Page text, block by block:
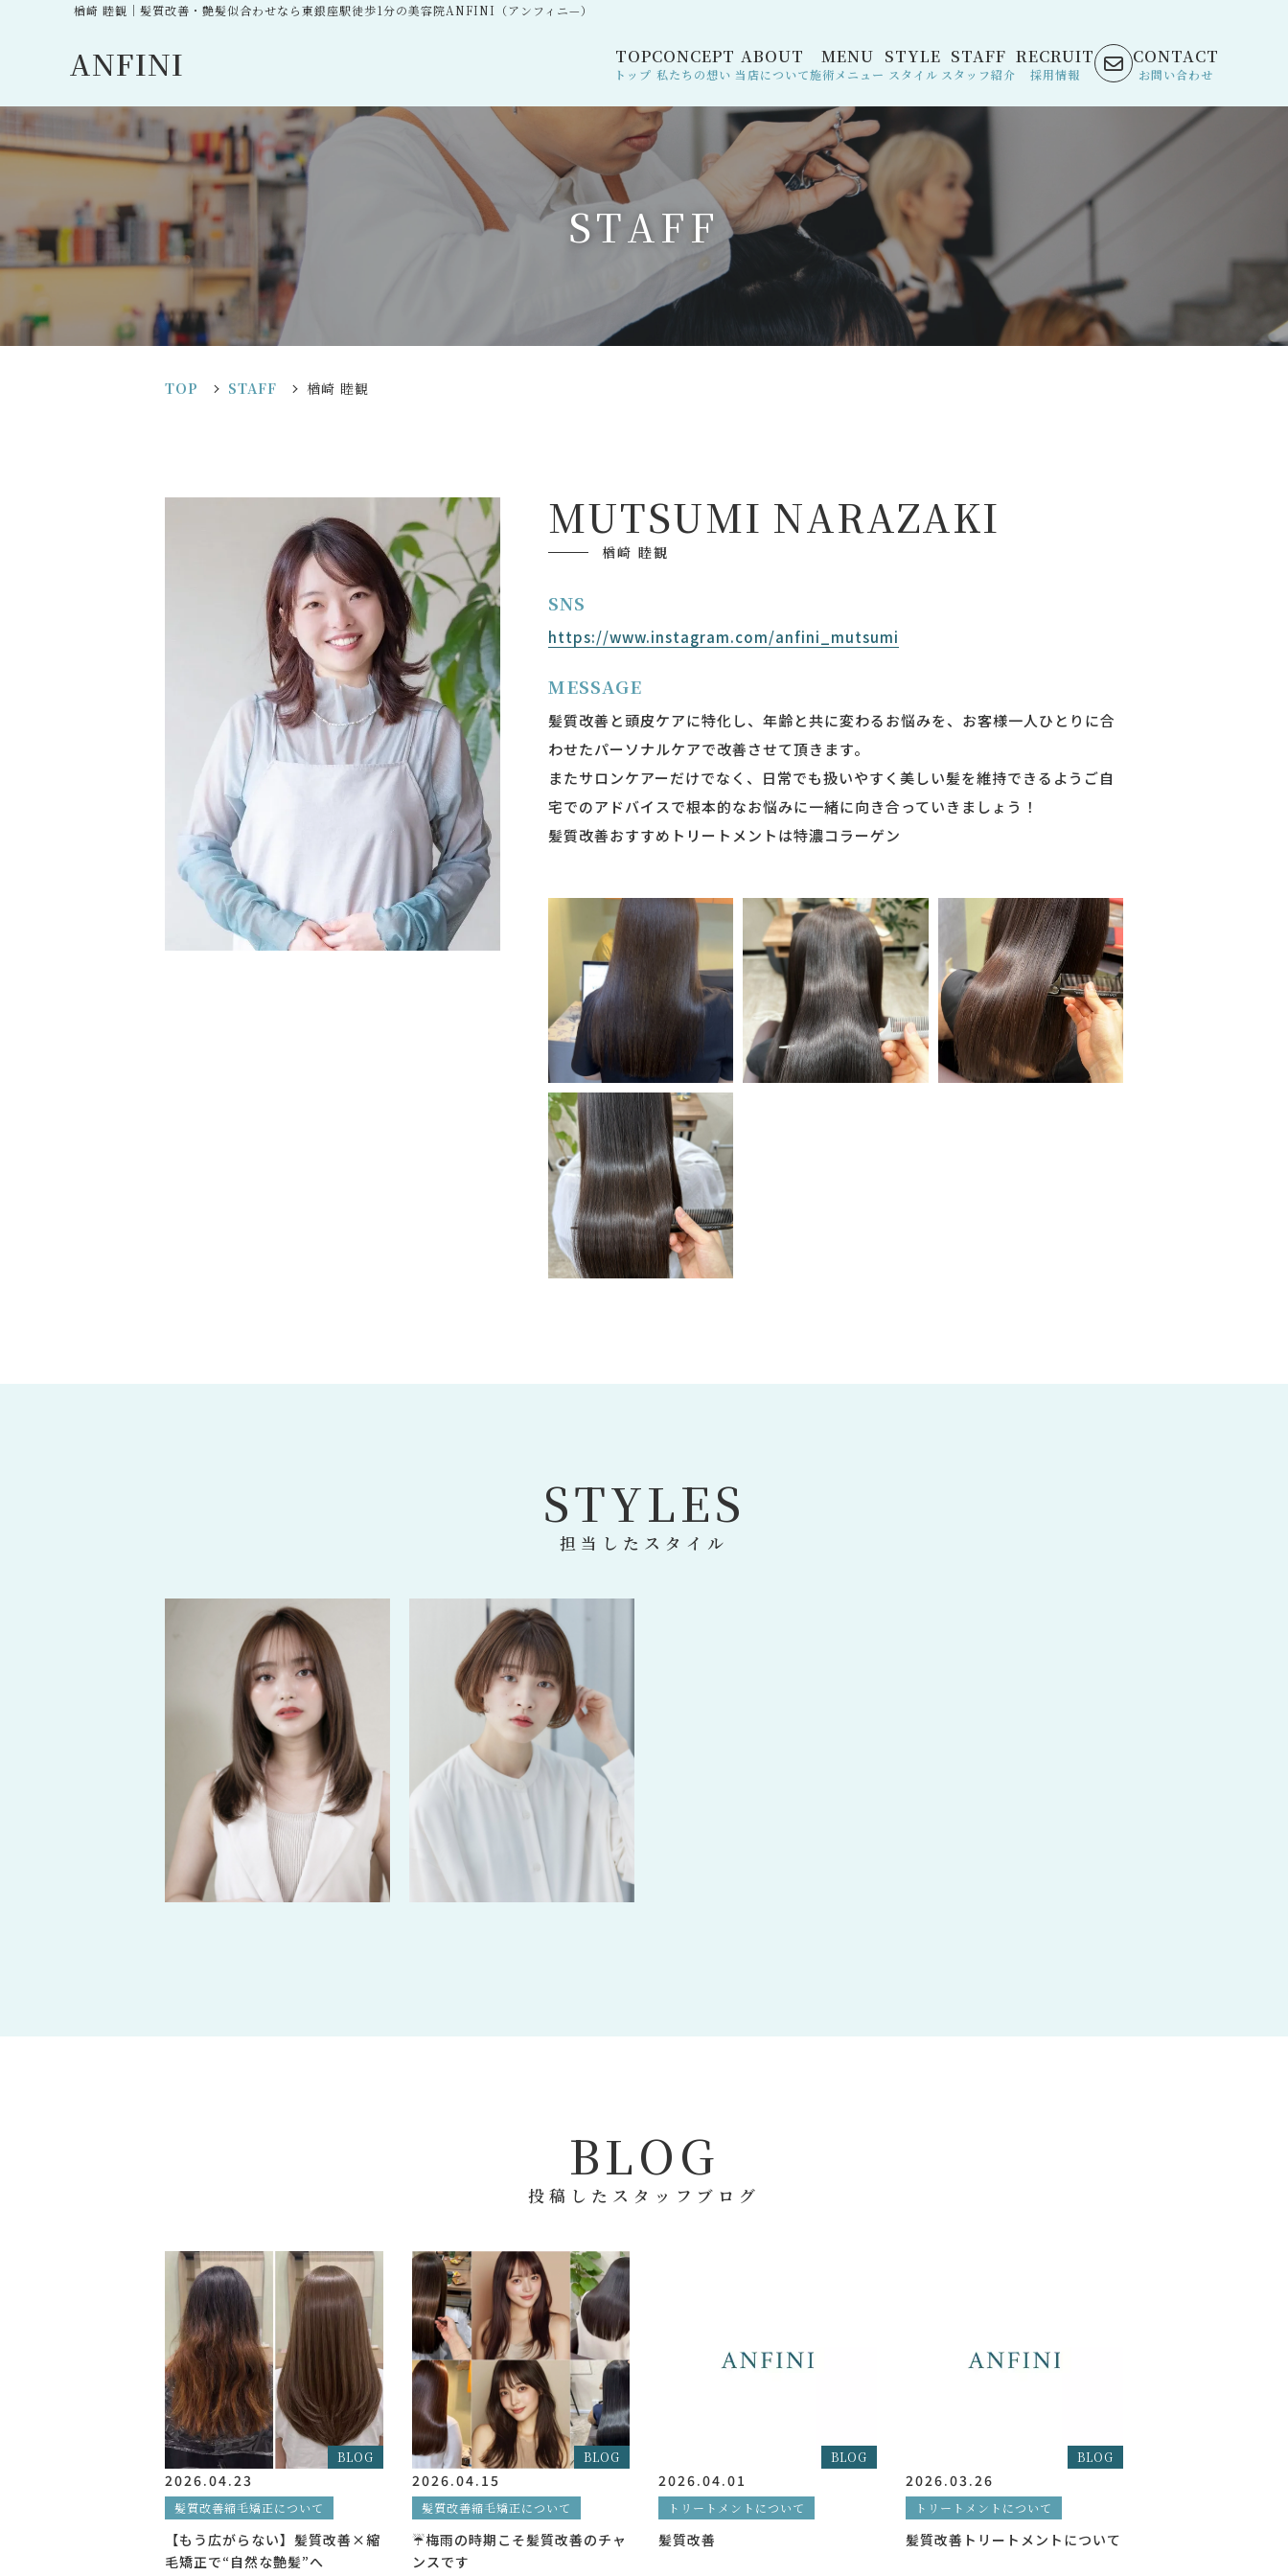
楢崎 睦観｜髪質改善・艶髪似合わせなら東銀座駅徒歩1分の美容院ANFINI（アンフィニ—）
ANFINI TOP
トップ
CONCEPT
私たちの想い
ABOUT
当店について
MENU
施術メニュー
STYLE
スタイル
STAFF
スタッフ紹介
RECRUIT
採用情報
CONTACT
お問い合わせ
STAFF
TOP STAFF 楢崎 睦観
MUTSUMI NARAZAKI
楢崎 睦観
SNS
https://www.instagram.com/anfini_mutsumi
MESSAGE
髪質改善と頭皮ケアに特化し、年齢と共に変わるお悩みを、お客様一人ひとりに合
わせたパーソナルケアで改善させて頂きます。
またサロンケアーだけでなく、日常でも扱いやすく美しい髪を維持できるようご自
宅でのアドバイスで根本的なお悩みに一緒に向き合っていきましょう！
髪質改善おすすめトリートメントは特濃コラーゲン
STYLES
担当したスタイル
BLOG
投稿したスタッフブログ
BLOG
2026.04.23
髪質改善縮毛矯正について
【もう広がらない】髪質改善×縮
毛矯正で“自然な艶髪”へ
BLOG
2026.04.15
髪質改善縮毛矯正について
☔️梅雨の時期こそ髪質改善のチャ
ンスです
BLOG
2026.04.01
トリートメントについて
髪質改善
BLOG
2026.03.26
トリートメントについて
髪質改善トリートメントについて